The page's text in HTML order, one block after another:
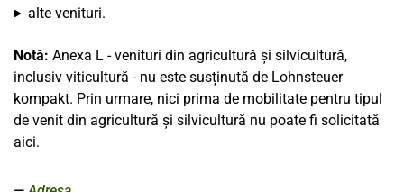
alte venituri.
Notă: Anexa L - venituri din agricultură și silvicultură,
inclusiv viticultură - nu este susținută de Lohnsteuer
kompakt. Prin urmare, nici prima de mobilitate pentru tipul
de venit din agricultură și silvicultură nu poate fi solicitată
aici.